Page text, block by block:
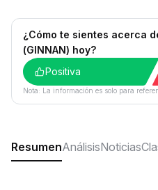
¿Cómo te sientes acerca
(GINNAN) hoy?
Positiva
Nota: La información es solo para
ResumenAnálisisNoticias